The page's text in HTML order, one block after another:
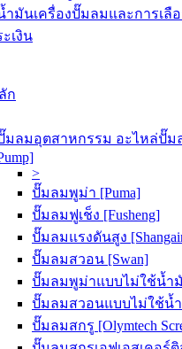
ำมันเครื่องปั๊มลมและการเลื
เงิน
ก
มลมอุตสาหกรรม อะไหล่ปั๊มล
>
ปั๊มลมพูม่า [Puma]
ปั๊มลมฟูเช็ง [Fusheng]
ปั๊มลมแรงดันสูง
ปั๊มลมสวอน [Swan]
ปั๊มลมพูม่าแบบไม่ใช้น้ำมั
ปั๊มลมสวอนแบบไม่ใช้น้ำ
ปั๊มลมสกรู [Olymtech